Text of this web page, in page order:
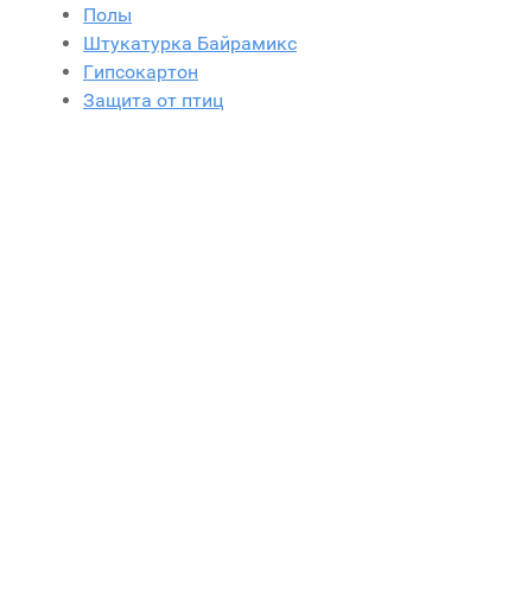
Полы
Штукатурка Байрамикс
Гипсокартон
Защита от птиц